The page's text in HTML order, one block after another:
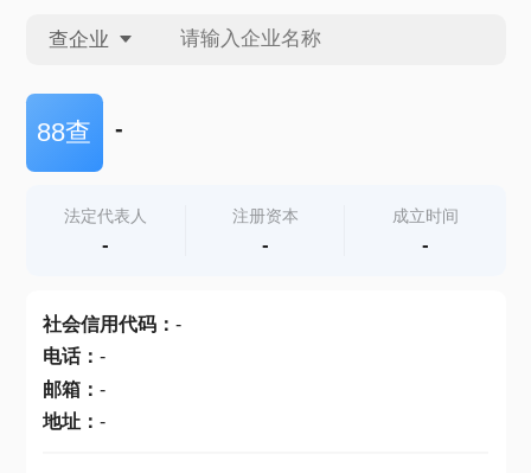
查企业
查企业
查产地
88查 -
法定代表人
-
注册资本
-
成立时间
-
社会信用代码： -
电话： -
邮箱： -
地址： -